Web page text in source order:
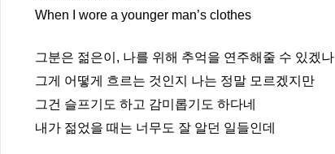
When I wore a younger man’s clothes
그분은 젊은이, 나를 위해 추억을 연주해줄 수 있겠나
그게 어떻게 흐르는 것인지 나는 정말 모르겠지만
그건 슬프기도 하고 감미롭기도 하다네
내가 젊었을 때는 너무도 잘 알던 일들인데